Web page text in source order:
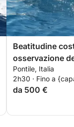
Beatitudine
osservazione
meraviglie
Pontile, Italia
2h30 · Fino a
da 500 €